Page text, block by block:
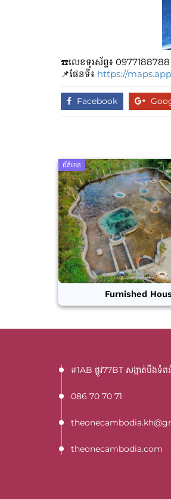
☎️លេខទូរស័ព្ទ៖​​ 0977188788
📌ផែនទី៖ https://
Facebook
ព័ត៌មាន
Furnished
#1AB ផ្លូវ77BT​ សង្កាត់បឹងទំ
086 70 70 71
theonecambodia.com